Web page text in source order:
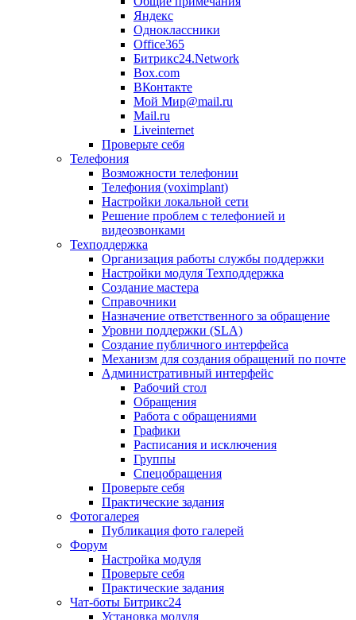
Яндекс
Одноклассники
Office365
Битрикс24.Network
Box.com
ВКонтакте
Мой Мир@mail.ru
Mail.ru
Liveinternet
Проверьте себя
Телефония
Возможности телефонии
Телефония (voximplant)
Настройки локальной сети
Решение проблем с телефонией и
видеозвонками
Техподдержка
Организация работы службы поддержки
Настройки модуля Техподдержка
Создание мастера
Справочники
Назначение ответственного за обращение
Уровни поддержки (SLA)
Создание публичного интерфейса
Механизм для создания обращений по почте
Административный интерфейс
Рабочий стол
Обращения
Работа с обращениями
Графики
Расписания и исключения
Группы
Спецобращения
Проверьте себя
Практические задания
Фотогалерея
Публикация фото галерей
Форум
Настройка модуля
Проверьте себя
Практические задания
Чат-боты Битрикс24
Установка модуля